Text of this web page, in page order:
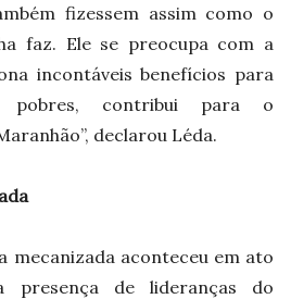
fizessem assim como o
faz. Ele se preocupa com a
incontáveis benefícios para
pobres, contribui para o
declarou Léda.
mecanizada aconteceu em ato
presença de lideranças do